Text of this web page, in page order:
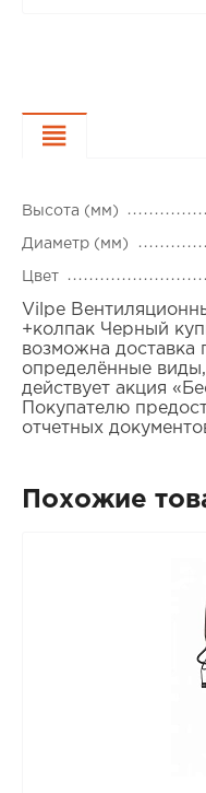
Высота (мм)
Диаметр (мм)
Цвет
Vilpe
+колпак Черный
возможна доставка
определённые
действует акция
Покупателю
отчетных
Похожие